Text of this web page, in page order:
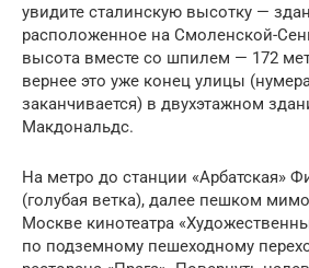
увидите сталинскую высотку —
расположенное на Смоленской-
высота вместе со шпилем — 172
вернее это уже конец улицы
заканчивается) в двухэтажном
Макдональдс.
На метро до станции «Арбатская»
(голубая ветка), далее пешком
Москве кинотеатра
по подземному пешеходному